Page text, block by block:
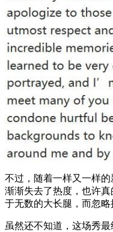
不过，随着一样又一样
渐渐失去了热度，也许
于无数的大长腿，而忽略
虽然还不知道，这场秀